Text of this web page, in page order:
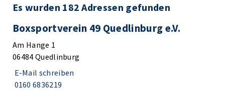
Es wurden 182 Adressen gefunden
Boxsportverein 49 Quedlinburg e.V.
Am Hange 1
06484 Quedlinburg
E-Mail schreiben
0160 6836219